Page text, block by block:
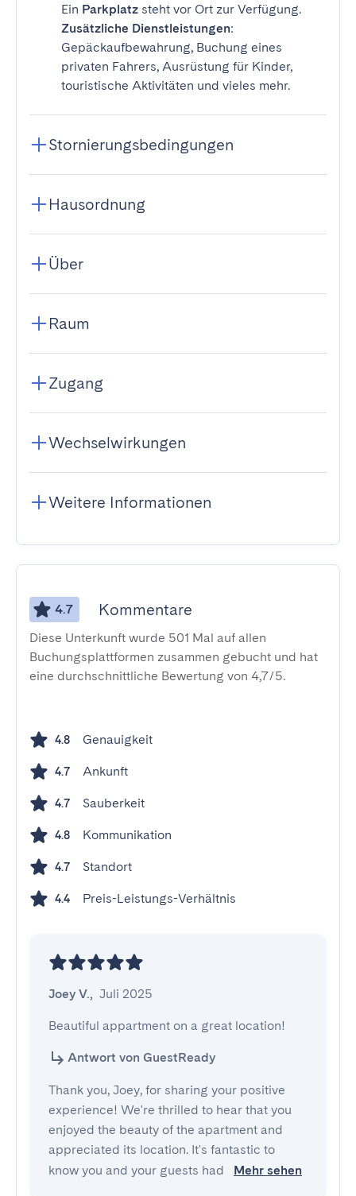
Ein Parkplatz steht vor Ort zur Verfügung.
Zusätzliche Dienstleistungen:
Gepäckaufbewahrung, Buchung eines
privaten Fahrers, Ausrüstung für Kinder,
touristische Aktivitäten und vieles mehr.
Stornierungsbedingungen
Hausordnung
Über
Raum
Zugang
Wechselwirkungen
Weitere Informationen
4.7 Kommentare
Diese Unterkunft wurde 501 Mal auf allen
Buchungsplattformen zusammen gebucht und hat
eine durchschnittliche Bewertung von 4,7/5.
4.8 Genauigkeit
4.7 Ankunft
4.7 Sauberkeit
4.8 Kommunikation
4.7 Standort
4.4 Preis-Leistungs-Verhältnis
Joey V., Juli 2025
Beautiful appartment on a great location!
Antwort von GuestReady
Thank you, Joey, for sharing your positive
experience! We're thrilled to hear that you
enjoyed the beauty of the apartment and
appreciated its location. It's fantastic to
know you and your guests had
Mehr sehen